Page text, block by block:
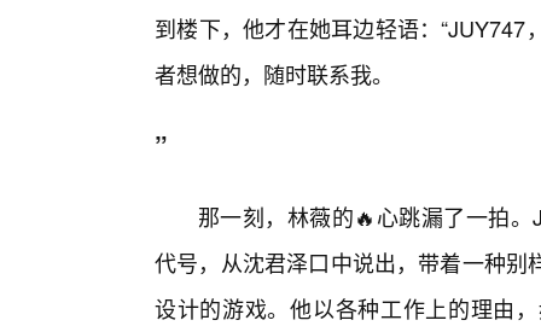
到楼下，他才在她耳边轻语：
者想做的，随时联系我。
”
那一刻，林薇的🔥心跳漏了一拍
代号，从沈君泽口中说出，带着一种
设计的游戏。他以各种工作上的理由